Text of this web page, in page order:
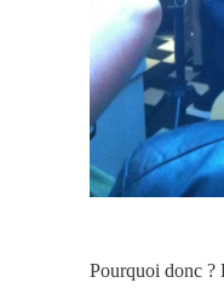
Pourquoi donc ?